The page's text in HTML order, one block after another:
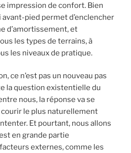
impression de confort. Bien
avant-pied permet d’enclencher
d’amortissement, et
les types de terrains, à
les niveaux de pratique.
ce n’est pas un nouveau pas
la question existentielle du
nous, la réponse va se
courir le plus naturellement
Et pourtant, nous allons
en grande partie
externes, comme les